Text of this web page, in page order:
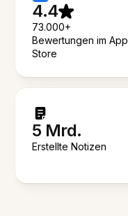
4.4
73.000+
Bewertungen im App
Store
5 Mrd.
Erstellte Notizen